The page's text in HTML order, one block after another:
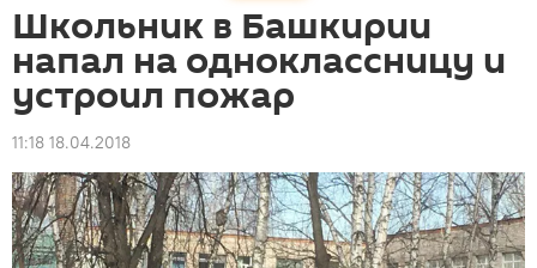
Школьник в Башкирии
напал на одноклассницу и
устроил пожар
11:18 18.04.2018